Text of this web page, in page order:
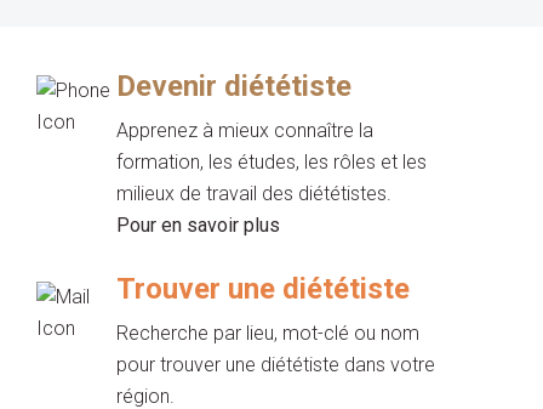
Devenir diététiste
Apprenez à mieux connaître la
formation, les études, les rôles et les
milieux de travail des diététistes.
Pour en savoir plus
Trouver une diététiste
Recherche par lieu, mot-clé ou nom
pour trouver une diététiste dans votre
région.